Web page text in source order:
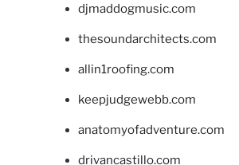
djmaddogmusic.com
thesoundarchitects.com
allin1roofing.com
keepjudgewebb.com
anatomyofadventure.com
drivancastillo.com